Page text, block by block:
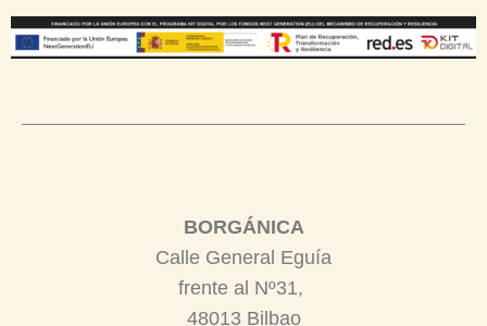
BORGÁNICA
Calle General Eguía
frente al Nº31,
48013 Bilbao